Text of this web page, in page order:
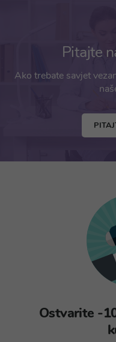
Pitajte
Ako trebate savjet
Ostvarite -